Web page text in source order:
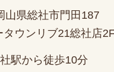
山県総社市門田187
タウンリブ21総社店
駅から徒歩10分